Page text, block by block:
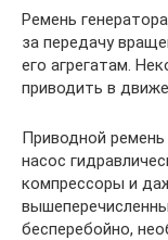
Ремень
за передачу
его агрегатам.
приводить в
Приводной
насос
компрессоры и
бесперебойно,